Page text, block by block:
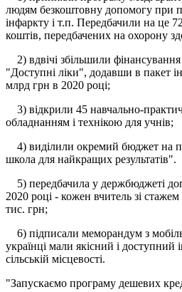
людям безкоштовну допомогу при
інфаркту і т.п. Передбачили на це
коштів, передбачених на охорону
2) вдвічі збільшили
"Доступні ліки", додавши в пакет
млрд грн в 2020 році;
3) відкрили 45 навчально-
обладнанням і технікою для учнів;
4) виділили окремий бюджет на
школа для найкращих результатів".
5) передбачила у держбюджеті
2020 році - кожен вчитель зі
тис. грн;
6) підписали меморандум з
українці мали якісний і доступний
сільській місцевості.
"Запускаємо програму дешевих